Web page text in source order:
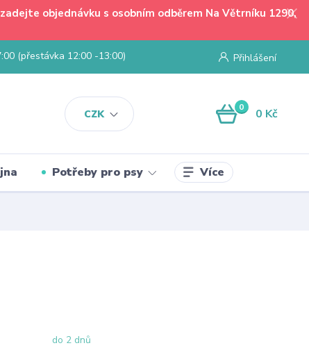
objednávku s osobním odběrem Na Větrníku 1290,
CZK
Přihlášení
(přestávka 12:00 -13:00)
0 0 Kč
Potřeby pro psy Více
do 2 dnů